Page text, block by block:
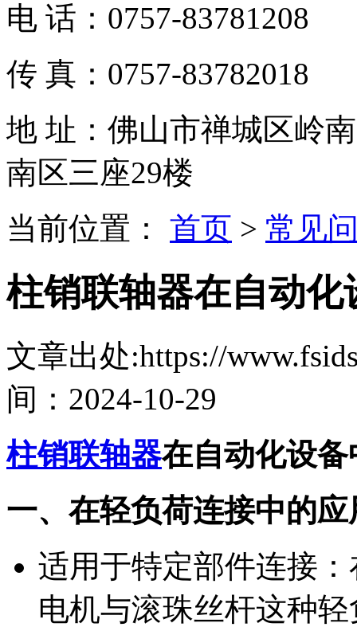
电 话：0757-83781208
传 真：0757-83782018
地 址：佛山市禅城区岭
南区三座29楼
当前位置：
首页 > 常见
柱销联轴器在自动化
文章出处:https://
间：2024-10-29
柱销联轴器在自动化设
一、在轻负荷连接中的应
适用于特定部件连接
电机与滚珠丝杆这种